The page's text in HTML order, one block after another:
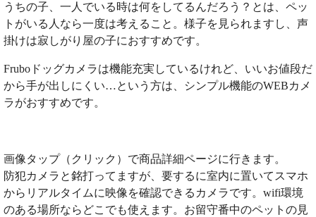
うちの子、一人でいる時は何をしてるんだろう？とは、ペッ
トがいる人なら一度は考えること。様子を見られますし、声
掛けは寂しがり屋の子におすすめです。
Fruboドッグカメラは機能充実しているけれど、いいお値段だ
から手が出しにくい…という方は、シンプル機能のWEBカメ
ラがおすすめです。
画像タップ（クリック）で商品詳細ページに行きます。
防犯カメラと銘打ってますが、要するに室内に置いてスマホ
からリアルタイムに映像を確認できるカメラです。wifi環境
のある場所ならどこでも使えます。お留守番中のペットの見